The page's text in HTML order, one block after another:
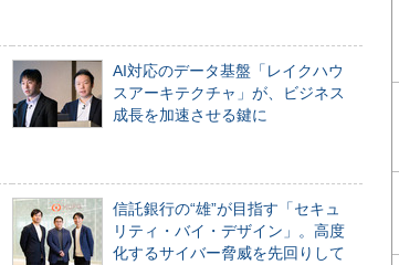
AI対応のデータ基盤「レイクハウ
スアーキテクチャ」が、ビジネス
成長を加速させる鍵に
信託銀行の“雄”が目指す「セキュ
リティ・バイ・デザイン」。高度
化するサイバー脅威を先回りして